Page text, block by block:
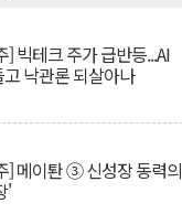
] 빅테크 주가 급반등...AI
낙관론 되살아나
] 메이퇀 ③ 신성장 동력의
'